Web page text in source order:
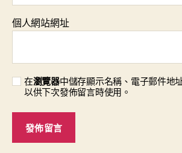
個人網站網址
在瀏覽器中儲存顯示名稱、電子郵件地
以供下次發佈留言時使用。